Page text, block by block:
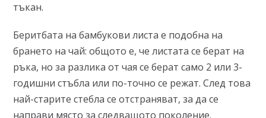
тъкан.
Беритбата на бамбукови листа е подобна на
брането на чай: общото е, че листата се берат на
ръка, но за разлика от чая се берат само 2 или 3-
годишни стъбла или по-точно се режат. След това
най-старите стебла се отстраняват, за да се
направи място за следващото поколение.